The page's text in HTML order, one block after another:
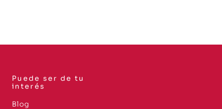
Puede ser de tu
interés
Blog